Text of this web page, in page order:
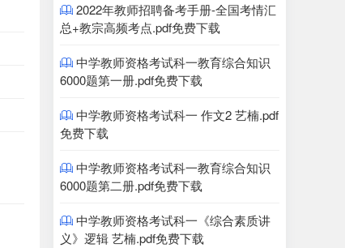
 2022年教师招聘备考手册-全国考情汇
总+教宗高频考点.pdf免费下载
 中学教师资格考试科一教育综合知识
6000题第一册.pdf免费下载
 中学教师资格考试科一 作文2 艺楠.pdf
免费下载
 中学教师资格考试科一教育综合知识
6000题第二册.pdf免费下载
 中学教师资格考试科一《综合素质讲
义》逻辑 艺楠.pdf免费下载